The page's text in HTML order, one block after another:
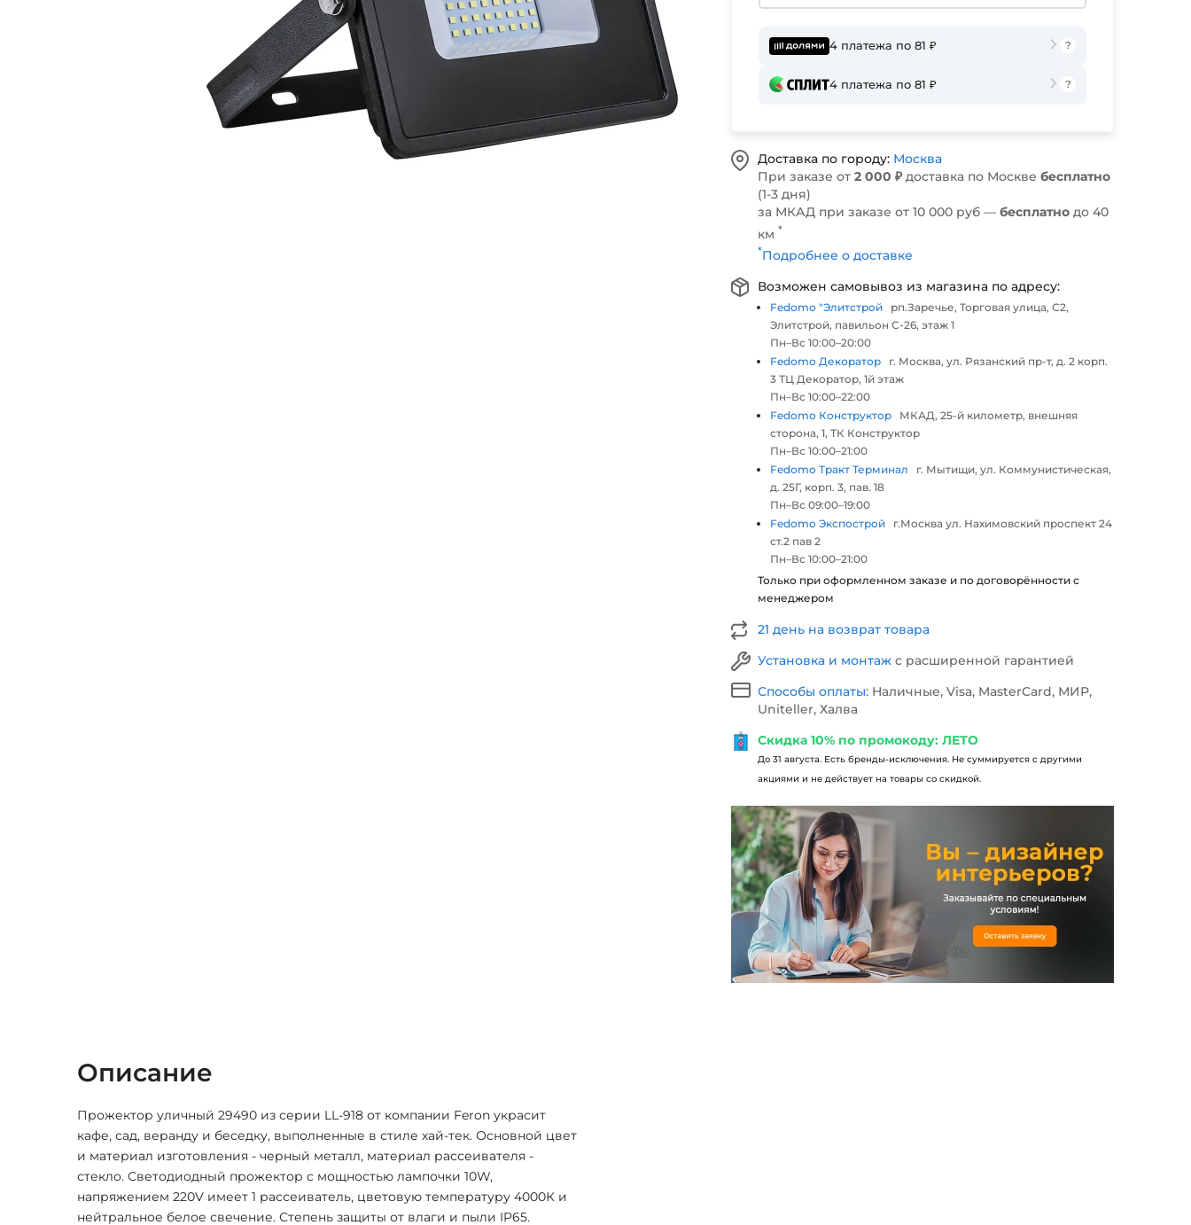
4 платежа по 81 ₽
4 платежа по 81 ₽
Доставка по городу: Москва
При заказе от 2 000 ₽ доставка по Москве бесплатно
(1-3 дня)
за МКАД при заказе от 10 000 руб — бесплатно до 40
км *
*Подробнее о доставке
Возможен самовывоз из магазина по адресу:
Fedomo "Элитстрой
рп.Заречье, Торговая улица, С2,
Элитстрой, павильон С-26, этаж 1
Пн–Вс 10:00–20:00
Fedomo Декоратор
г. Москва, ул. Рязанский пр-т, д. 2 корп.
3 ТЦ Декоратор, 1й этаж
Пн–Вс 10:00–22:00
Fedomo Конструктор
МКАД, 25-й километр, внешняя
сторона, 1, ТК Конструктор
Пн–Вс 10:00–21:00
Fedomo Тракт Терминал
г. Мытищи, ул. Коммунистическая,
д. 25Г, корп. 3, пав. 18
Пн–Вс 09:00–19:00
Fedomo Экспострой
г.Москва ул. Нахимовский проспект 24
ст.2 пав 2
Пн–Вс 10:00–21:00
Только при оформленном заказе и по договорённости с
менеджером
21 день на возврат товара
Установка и монтаж с расширенной гарантией
Способы оплаты: Наличные, Visa, MasterCard, МИР,
Uniteller, Халва
Скидка 10% по промокоду: ЛЕТО
До 31 августа. Есть бренды-исключения. Не суммируется с другими
акциями и не действует на товары со скидкой.
Описание
Прожектор уличный 29490 из серии LL-918 от компании Feron украсит
кафе, сад, веранду и беседку, выполненные в стиле хай-тек. Основной цвет
и материал изготовления - черный металл, материал рассеивателя -
стекло. Светодиодный прожектор с мощностью лампочки 10W,
напряжением 220V имеет 1 рассеиватель, цветовую температуру 4000К и
нейтральное белое свечение. Степень защиты от влаги и пыли IP65.